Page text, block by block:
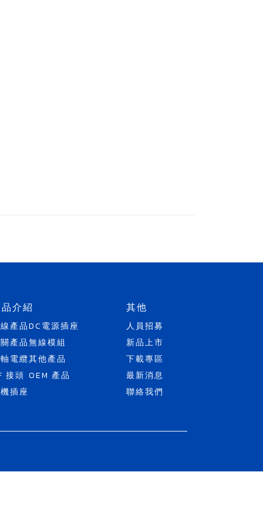
介紹
產品
產品
電纜
接頭
插座
DC電源插座
無線模組
其他產品
OEM 產品
其他
人員招募
新品上市
下載專區
最新消息
聯絡我們